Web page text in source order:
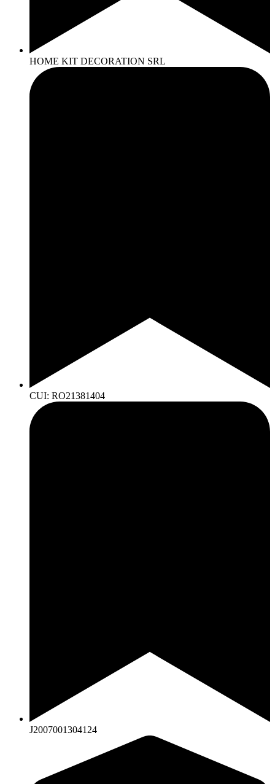
HOME KIT DECORATION SRL
CUI: RO21381404
J2007001304124